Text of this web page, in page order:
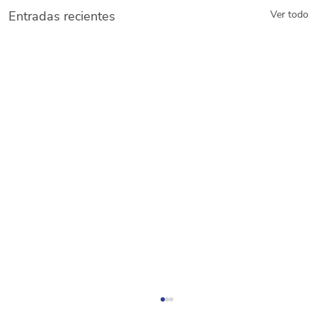
Entradas recientes Ver todo